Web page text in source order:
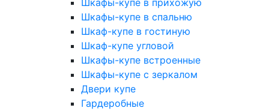
Шкафы-купе в прихожую
Шкафы-купе в спальню
Шкаф-купе в гостиную
Шкаф-купе угловой
Шкафы-купе встроенные
Шкафы-купе с зеркалом
Двери купе
Гардеробные